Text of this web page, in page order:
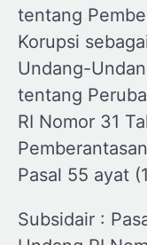
tentang
Korupsi
Undang-
tentang
RI Nomor 31
Pasal 55 ayat
Subsidair :